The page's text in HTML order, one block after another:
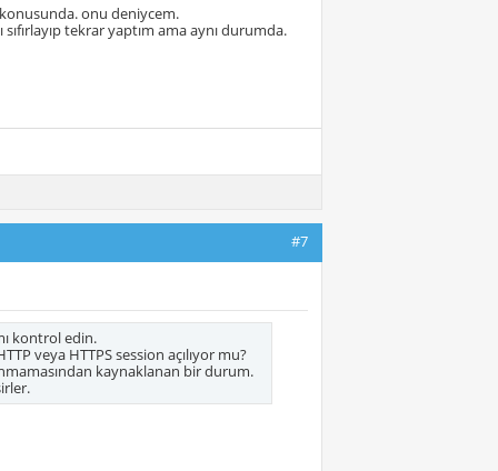
konusunda. onu deniycem.
tekrar yaptım ama aynı durumda.
#7
kontrol edin.
veya HTTPS session açılıyor mu?
kaynaklanan bir durum.